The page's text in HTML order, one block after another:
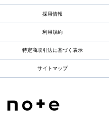
採用情報
利用規約
特定商取引法に基づく表示
サイトマップ